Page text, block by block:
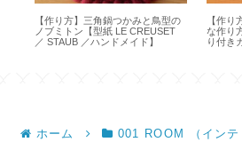
【作り方】三角鍋つかみと鳥型の
ノブミトン【型紙 LE CREUSET
／ STAUB ／ハンドメイド】
【作り
な作り
り付き
ホーム 001 ROOM （インテ